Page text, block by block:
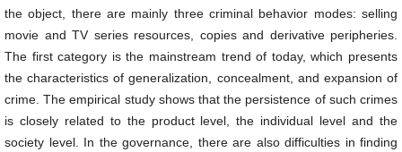
the object, there are mainly three criminal behavior modes: selling
movie and TV series resources, copies and derivative peripheries.
The first category is the mainstream trend of today, which presents
the characteristics of generalization, concealment, and expansion of
crime. The empirical study shows that the persistence of such crimes
is closely related to the product level, the individual level and the
society level. In the governance, there are also difficulties in finding